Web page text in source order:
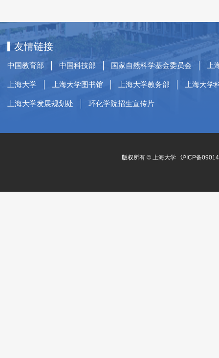
友情链接
中国教育部 中国科技部 国家自然科学基金委员会 上
上海大学 上海大学图书馆 上海大学教务部 上海大学
上海大学发展规划处 环化学院招生宣传片
版权所有 © 上海大学 沪ICP备